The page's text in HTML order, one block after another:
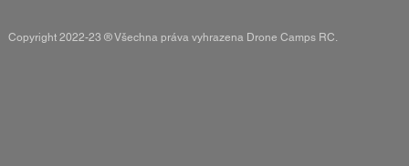
Copyright 2022-23 ® Všechna práva vyhrazena Drone Camps RC.